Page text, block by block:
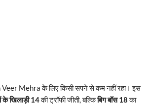
Mehra के लिए किसी सपने से कम नहीं रहा। इस
के खिलाड़ी 14की ट्रॉफी जीती, बल्किबिग बॉस 18का